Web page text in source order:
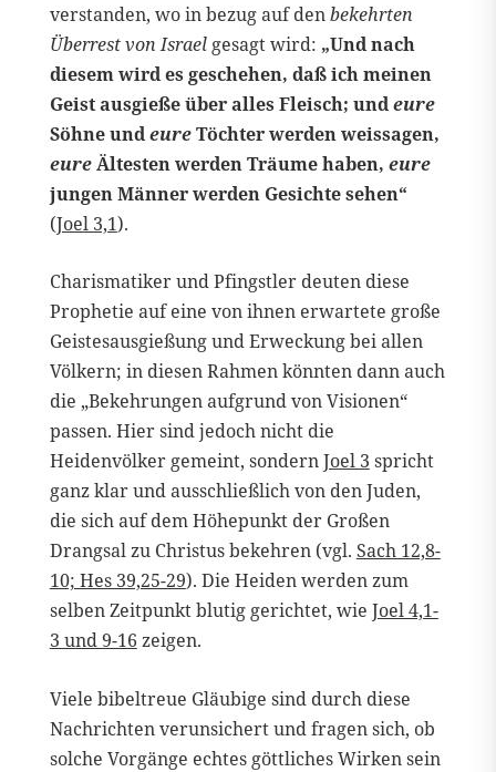
verstanden, wo in bezug auf denbekehrten
Überrest von Israel gesagt wird: „Und nach
diesem wird es geschehen, daß ich meinen
Geist ausgieße über alles Fleisch; undeure
Söhne undeureTöchter werden weissagen,
eureÄltesten werden Träume haben, eure
jungen Männer werden Gesichte sehen“
(Joel 3,1).
Charismatiker und Pfingstler deuten diese
Prophetie auf eine von ihnen erwartete große
Geistesausgießung und Erweckung bei allen
Völkern; in diesen Rahmen könnten dann auch
die „Bekehrungen aufgrund von Visionen“
passen. Hier sind jedoch nicht die
Heidenvölker gemeint, sondernJoel 3 spricht
ganz klar und ausschließlich von den Juden,
die sich auf dem Höhepunkt der Großen
Drangsal zu Christus bekehren (vgl. Sach 12,8-
10; Hes 39,25-29). Die Heiden werden zum
selben Zeitpunkt blutig gerichtet, wie Joel 4,1-
3 und 9-16 zeigen.
Viele bibeltreue Gläubige sind durch diese
Nachrichten verunsichert und fragen sich, ob
solche Vorgänge echtes göttliches Wirken sein